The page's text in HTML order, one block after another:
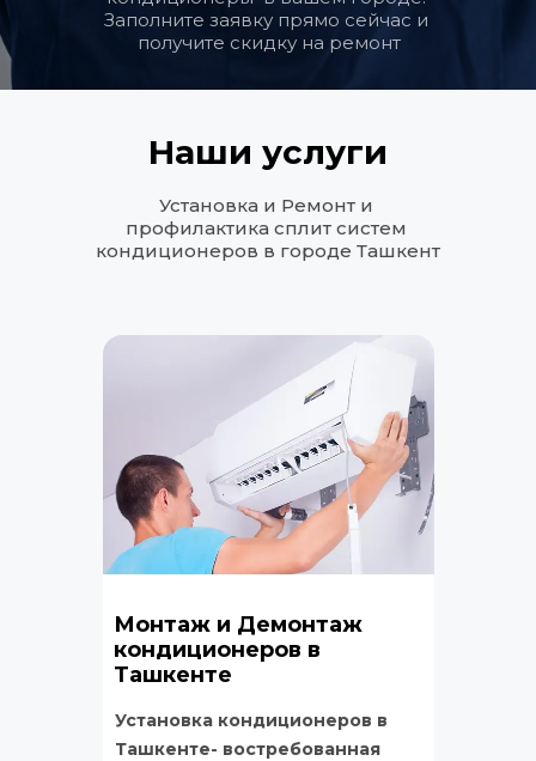
Заполните заявку прямо сейчас и
получите скидку на ремонт
Наши услуги
Установка и Ремонт и
профилактика сплит систем
кондиционеров в городе Ташкент
Монтаж и Демонтаж
кондиционеров в
Ташкенте
Установка кондиционеров в
Ташкенте- востребованная